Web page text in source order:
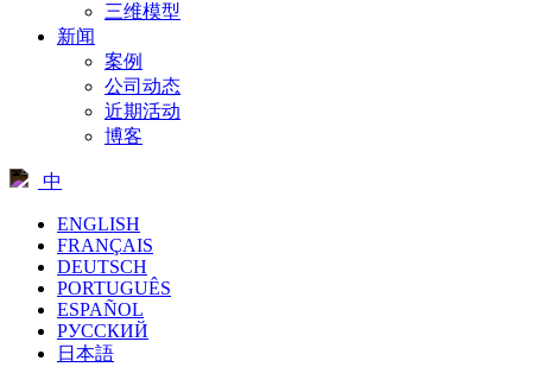
三维模型
新闻
案例
公司动态
近期活动
博客
中
ENGLISH
FRANÇAIS
DEUTSCH
PORTUGUÊS
ESPAÑOL
РУССКИЙ
日本語